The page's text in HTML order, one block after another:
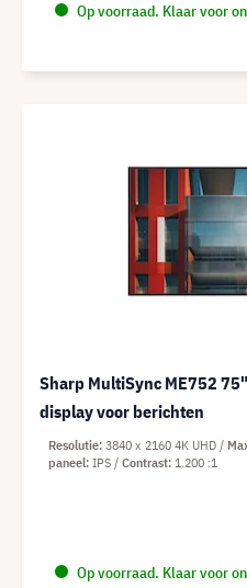
Op voorraad. Klaar voor
Sharp MultiSync ME752
display voor berichten
Op voorraad. Klaar voor
Resolutie 3840 x 2160 4K UHD
paneel IPS Contrast 1.200 :1